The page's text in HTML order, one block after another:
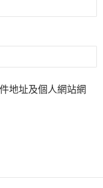
地址及個人網站網